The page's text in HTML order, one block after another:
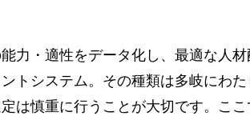
力・適性をデータ化し、最適な人
トシステム。その種類は多岐にわ
は慎重に行うことが大切です。こ